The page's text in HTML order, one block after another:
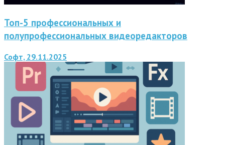
Топ-5 профессиональных и
полупрофессиональных видеоредакторов
Софт, 29.11.2025